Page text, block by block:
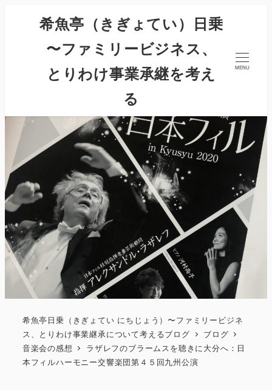
希魚亭（きぎょてい）日乗
〜ファミリービジネス、
とりわけ事業承継を考え
る
MENU
希魚亭日乗（きぎょてい にちじょう）〜ファミリービジネ
ス、とりわけ事業継承について考えるブログ
ブログ
音楽会の感想
ラザレフのブラームスを聴きに大分へ：日
本フィルハーモニー交響楽団第４５回九州公演